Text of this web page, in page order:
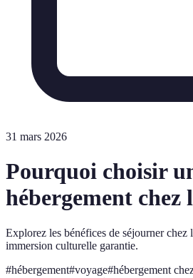
31 mars 2026
Pourquoi choisir
hébergement
Explorez les bénéfices de séjourner chez
immersion culturelle garantie.
#hébergement#voyage#hébergement